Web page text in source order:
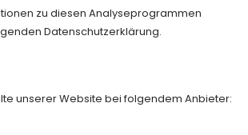
zu diesen Analyseprogrammen
Datenschutzerklärung.
unserer Website bei folgendem Anbieter: